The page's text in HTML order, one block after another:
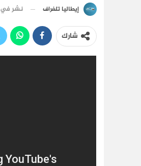
إيطاليا تلغراف نشر في
شارك